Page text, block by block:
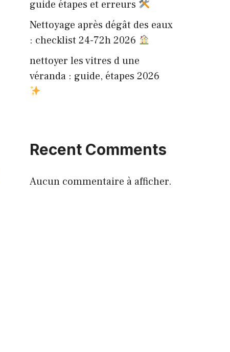
guide étapes et erreurs
Nettoyage après dégât des eaux
: checklist 24-72h 2026
nettoyer les vitres d une
véranda : guide, étapes 2026
Recent Comments
Aucun commentaire à afficher.